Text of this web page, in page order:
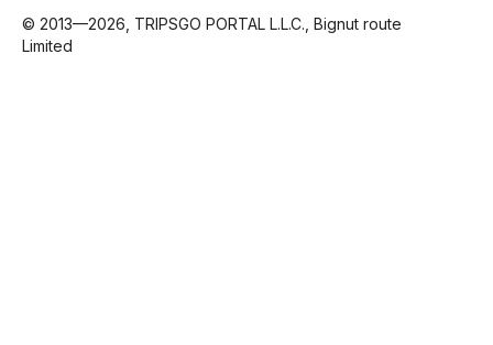
© 2013—2026, TRIPSGO PORTAL L.L.C., Bignut route
Limited